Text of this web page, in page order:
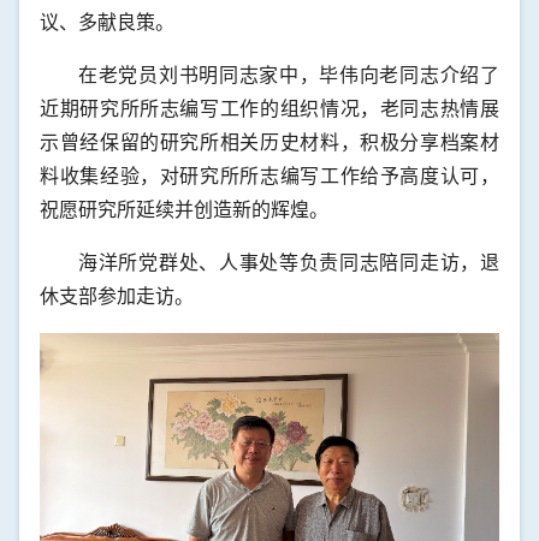
议、多献良策。
在老党员刘书明同志家中，毕伟向老同志介绍了
近期研究所所志编写工作的组织情况，老同志热情展
示曾经保留的研究所相关历史材料，积极分享档案材
料收集经验，对研究所所志编写工作给予高度认可，
祝愿研究所延续并创造新的辉煌。
海洋所党群处、人事处等负责同志陪同走访，退
休支部参加走访。